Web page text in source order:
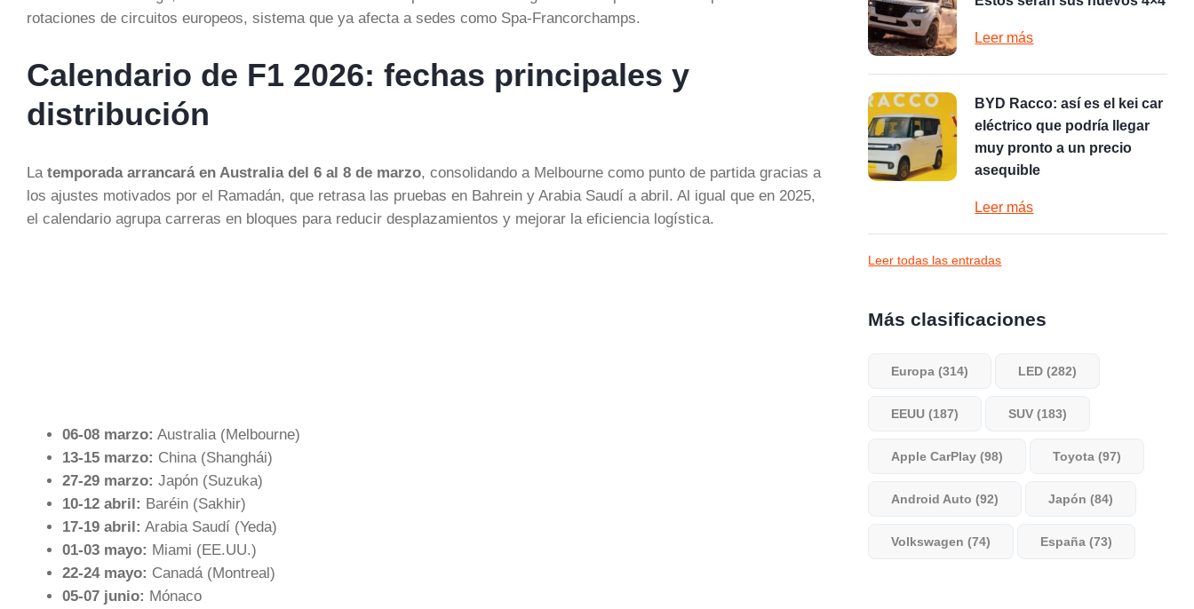
rotaciones de circuitos europeos, sistema que ya afecta a sedes como Spa-Francorchamps.
Calendario de F1 2026: fechas principales y
distribución
La temporada arrancará en Australia del 6 al 8 de marzo, consolidando a Melbourne como punto de partida gracias a
los ajustes motivados por el Ramadán, que retrasa las pruebas en Bahrein y Arabia Saudí a abril. Al igual que en 2025,
el calendario agrupa carreras en bloques para reducir desplazamientos y mejorar la eficiencia logística.
06-08 marzo: Australia (Melbourne)
13-15 marzo: China (Shanghái)
27-29 marzo: Japón (Suzuka)
10-12 abril: Baréin (Sakhir)
17-19 abril: Arabia Saudí (Yeda)
01-03 mayo: Miami (EE.UU.)
22-24 mayo: Canadá (Montreal)
05-07 junio: Mónaco
Leer más
BYD Racco: así es el kei car
eléctrico que podría llegar
muy pronto a un precio
asequible
Leer más
Leer todas las entradas
Más clasificaciones
Europa (314) LED (282)
EEUU (187) SUV (183)
Apple CarPlay (98) Toyota (97)
Android Auto (92) Japón (84)
Volkswagen (74) España (73)